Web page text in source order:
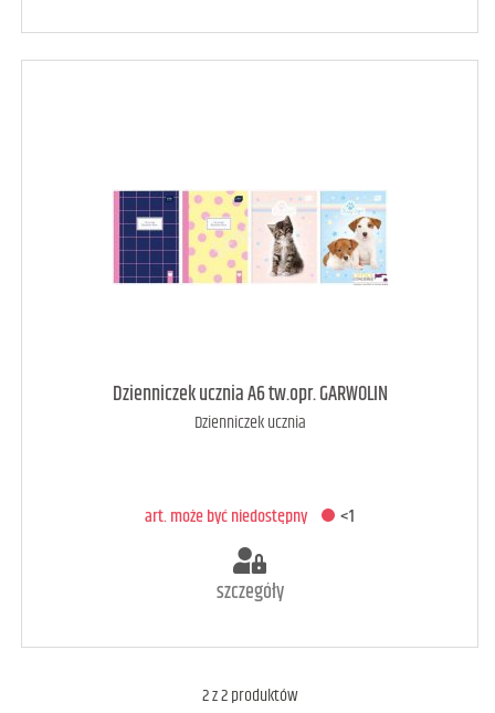
art. może być niedostępny <1
Dzienniczek ucznia A6 tw.opr. GARWOLIN
Dzienniczek ucznia
art. może być niedostępny <1
szczegóły
2z2produktów